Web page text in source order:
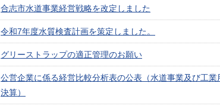
合志市水道事業経営戦略を改定しました
令和7年度水質検査計画を策定しました。
グリーストラップの適正管理のお願い
公営企業に係る経営比較分析表の公表（水道事業及び工
決算）